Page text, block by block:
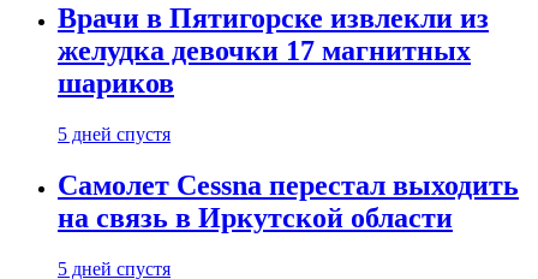
Врачи в Пятигорске извлекли из
желудка девочки 17 магнитных
шариков
5 дней спустя
Самолет Cessna перестал выходить
на связь в Иркутской области
5 дней спустя